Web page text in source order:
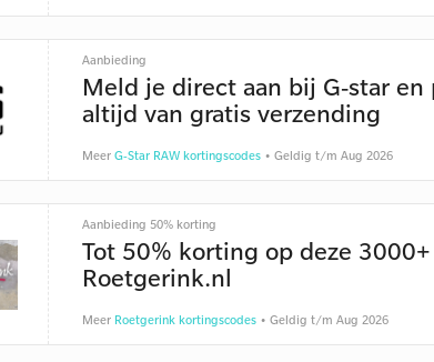
Aanbieding
Meld je direct aan bij G-star
altijd van gratis verzending
Meer G-Star RAW kortingscodes• Geldig t/m Aug 2026
Aanbieding 50% korting
Tot 50% korting op deze
Roetgerink.nl
Meer Roetgerink kortingscodes• Geldig t/m Aug 2026